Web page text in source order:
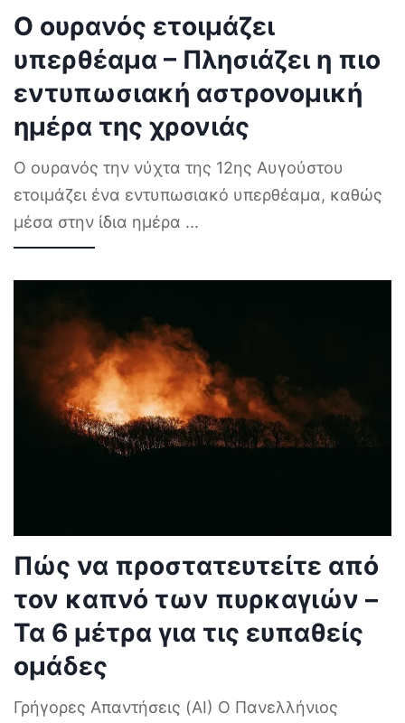
Ο ουρανός ετοιμάζει
υπερθέαμα – Πλησιάζει η πιο
εντυπωσιακή αστρονομική
ημέρα της χρονιάς
Ο ουρανός την νύχτα της 12ης Αυγούστου
ετοιμάζει ένα εντυπωσιακό υπερθέαμα, καθώς
μέσα στην ίδια ημέρα ...
Πώς να προστατευτείτε από
τον καπνό των πυρκαγιών –
Τα 6 μέτρα για τις ευπαθείς
ομάδες
Γρήγορες Απαντήσεις (AI) Ο Πανελλήνιος